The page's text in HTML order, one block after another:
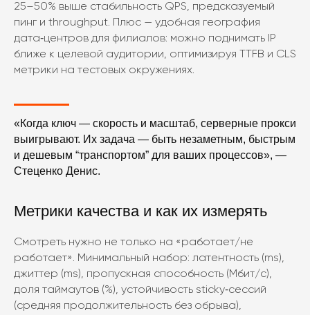
25–50% выше стабильность QPS, предсказуемый
пинг и throughput. Плюс — удобная география
дата‑центров для филиалов: можно поднимать IP
ближе к целевой аудитории, оптимизируя TTFB и CLS
метрики на тестовых окружениях.
«Когда ключ — скорость и масштаб, серверные прокси
выигрывают. Их задача — быть незаметным, быстрым
и дешевым “транспортом” для ваших процессов», —
Стеценко Денис.
Метрики качества и как их измерять
Смотреть нужно не только на «работает/не
работает». Минимальный набор: латентность (ms),
джиттер (ms), пропускная способность (Мбит/с),
доля таймаутов (%), устойчивость sticky‑сессий
(средняя продолжительность без обрыва),